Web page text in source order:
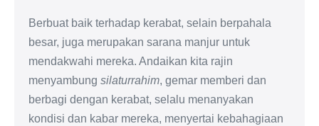
Berbuat baik terhadap kerabat, selain berpahala
besar, juga merupakan sarana manjur untuk
mendakwahi mereka. Andaikan kita rajin
menyambung silaturrahim, gemar memberi dan
berbagi dengan kerabat, selalu menanyakan
kondisi dan kabar mereka, menyertai kebahagiaan